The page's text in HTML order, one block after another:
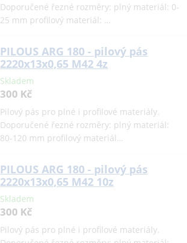
Doporučené řezné rozměry: plný materiál: 0-
25 mm profilový materiál: …
PILOUS ARG 180 - pilový pás
2220x13x0,65 M42 4z
Skladem
300 Kč
Pilový pás pro plné i profilové materiály.
Doporučené řezné rozměry: plný materiál:
80-120 mm profilový materiál…
PILOUS ARG 180 - pilový pás
2220x13x0,65 M42 10z
Skladem
300 Kč
Pilový pás pro plné i profilové materiály.